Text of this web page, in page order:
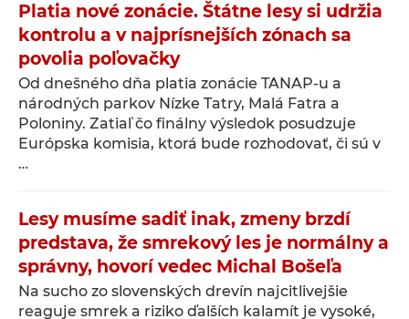
Platia nové zonácie. Štátne lesy si udržia
kontrolu a v najprísnejších zónach sa
povolia poľovačky
Od dnešného dňa platia zonácie TANAP-u a
národných parkov Nízke Tatry, Malá Fatra a
Poloniny. Zatiaľ čo finálny výsledok posudzuje
Európska komisia, ktorá bude rozhodovať, či sú v
…
Lesy musíme sadiť inak, zmeny brzdí
predstava, že smrekový les je normálny a
správny, hovorí vedec Michal Bošeľa
Na sucho zo slovenských drevín najcitlivejšie
reaguje smrek a riziko ďalších kalamít je vysoké,